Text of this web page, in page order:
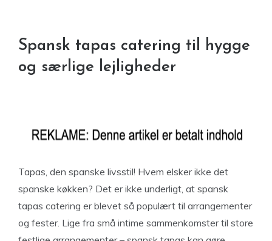
Spansk tapas catering til hygge
og særlige lejligheder
Tapas, den spanske livsstil! Hvem elsker ikke det
spanske køkken? Det er ikke underligt, at spansk
tapas catering er blevet så populært til arrangementer
og fester. Lige fra små intime sammenkomster til store